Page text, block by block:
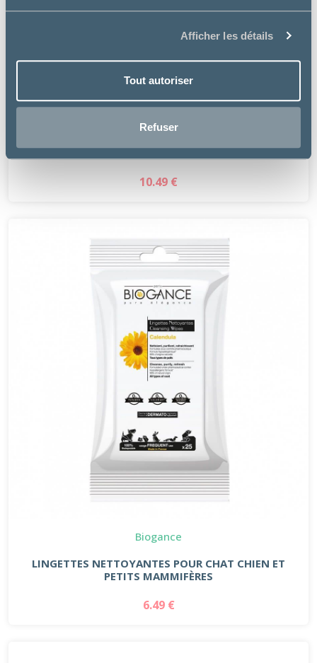
Afficher les détails
Tout autoriser
Refuser
Virbac
NETTOYANT PHYSIOLOGIQUE YEUX
10.49 €
Biogance
LINGETTES NETTOYANTES POUR CHAT CHIEN ET
PETITS MAMMIFÈRES
6.49 €